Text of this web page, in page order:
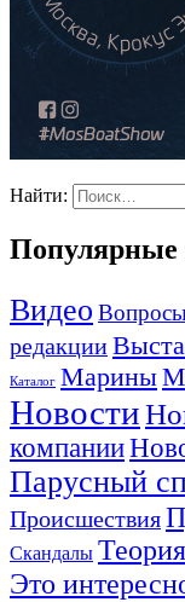
Найти:
Видео
редакции
Каталог Марины
Новости
компании
Парусный
Происшествия
Скандалы
Это